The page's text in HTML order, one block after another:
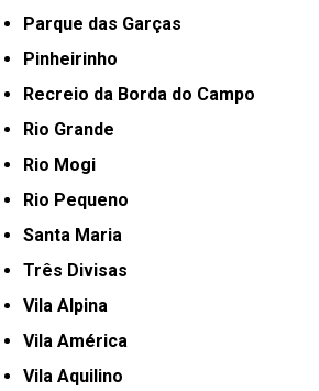
Parque das Garças
Pinheirinho
Recreio da Borda do Campo
Rio Grande
Rio Mogi
Rio Pequeno
Santa Maria
Três Divisas
Vila Alpina
Vila América
Vila Aquilino